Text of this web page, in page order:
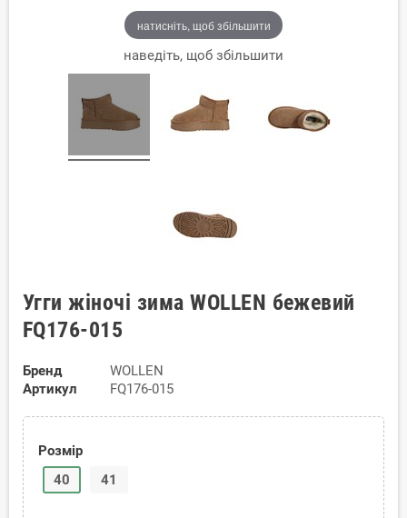
натисніть, щоб збільшити
наведіть, щоб збільшити
Угги жіночі зима WOLLEN бежевий
FQ176-015
Бренд
WOLLEN
Артикул
FQ176-015
Розмір
40
41